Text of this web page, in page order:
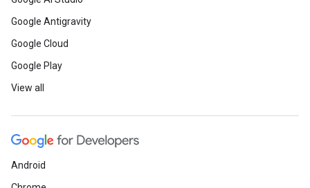
Google Antigravity
Google Cloud
Google Play
View all
Android